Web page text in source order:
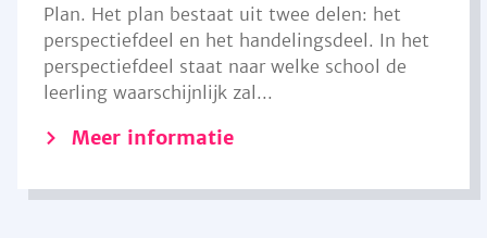
Plan. Het plan bestaat uit twee delen: het
perspectiefdeel en het handelingsdeel. In het
perspectiefdeel staat naar welke school de
leerling waarschijnlijk zal...
Meer informatie